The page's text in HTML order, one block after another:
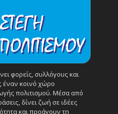
φορείς, συλλόγους και
έναν κοινό χώρο
πολιτισμού. Μέσα από
δίνει ζωή σε ιδέες
και προάγουν τη